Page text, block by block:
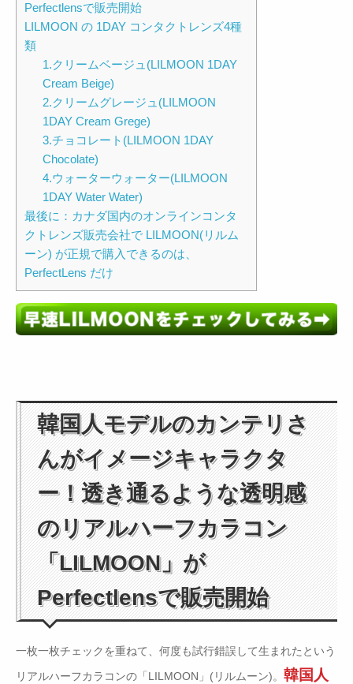
Perfectlensで販売開始
LILMOON の 1DAY コンタクトレンズ4種
類
1.クリームベージュ(LILMOON 1DAY
Cream Beige)
2.クリームグレージュ(LILMOON
1DAY Cream Grege)
3.チョコレート(LILMOON 1DAY
Chocolate)
4.ウォーターウォーター(LILMOON
1DAY Water Water)
最後に：カナダ国内のオンラインコンタ
クトレンズ販売会社で LILMOON(リルム
ーン) が正規で購入できるのは、
PerfectLens だけ
韓国人モデルのカンテリさ
んがイメージキャラクタ
ー！透き通るような透明感
のリアルハーフカラコン
「LILMOON」が
Perfectlensで販売開始
一枚一枚チェックを重ねて、何度も試行錯誤して生まれたという
リアルハーフカラコンの「LILMOON」(リルムーン)。 韓国人